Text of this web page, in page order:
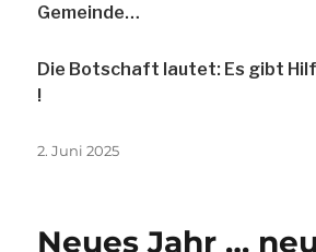
Gemeinde…
Die Botschaft lautet: Es gibt
!
Veröffentlicht
2. Juni 2025
Neues Jahr …